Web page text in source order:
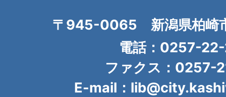
〒945-0065 新潟県柏崎
電話：0257-
ファクス：0257-
E-mail：